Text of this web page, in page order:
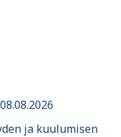
ja kuulumisen